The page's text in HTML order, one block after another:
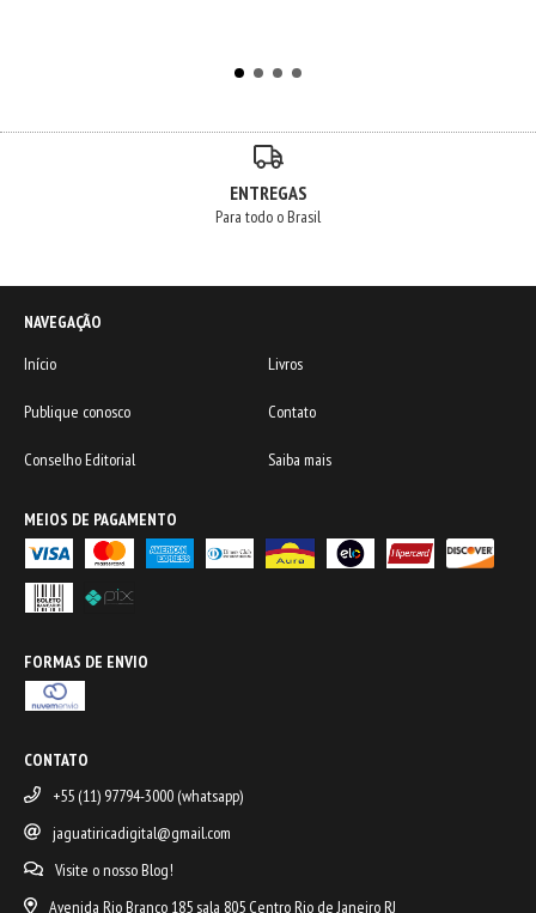
ENTREGAS
Para todo o Brasil
NAVEGAÇÃO
Início
Livros
Publique conosco Contato
Conselho Editorial Saiba mais
MEIOS DE PAGAMENTO
FORMAS DE ENVIO
CONTATO
+55 (11) 97794-3000 (whatsapp)
jaguatiricadigital@gmail.com
Visite o nosso Blog!
Avenida Rio Branco 185 sala 805 Centro Rio de Janeiro RJ